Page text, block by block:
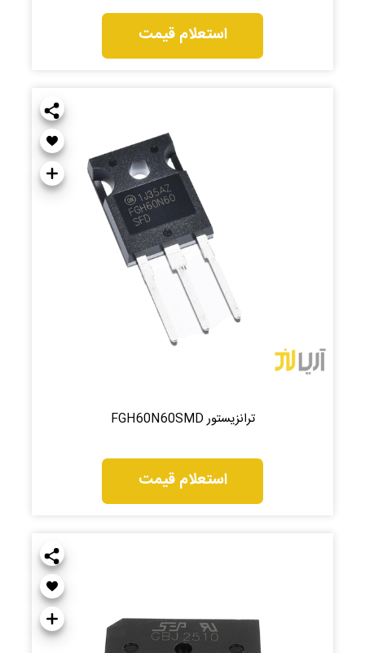
استعلام قیمت
ترانزیستور FGH60N60SMD
استعلام قیمت